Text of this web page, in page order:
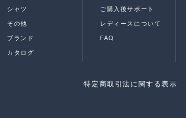
シャツ
その他
ブランド
カタログ
ご購入後サポート
レディースについて
FAQ
特定商取引法に関する表示